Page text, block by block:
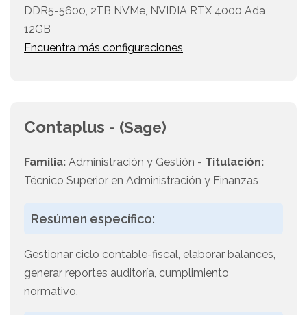
DDR5-5600, 2TB NVMe, NVIDIA RTX 4000 Ada
12GB
Encuentra más configuraciones
Contaplus - (Sage)
Familia: Administración y Gestión - Titulación:
Técnico Superior en Administración y Finanzas
Resúmen específico:
Gestionar ciclo contable-fiscal, elaborar balances,
generar reportes auditoría, cumplimiento
normativo.